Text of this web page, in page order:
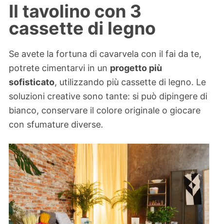
Il tavolino con 3
cassette di legno
Se avete la fortuna di cavarvela con il fai da te,
potrete cimentarvi in un progetto più
sofisticato, utilizzando più cassette di legno. Le
soluzioni creative sono tante: si può dipingere di
bianco, conservare il colore originale o giocare
con sfumature diverse.